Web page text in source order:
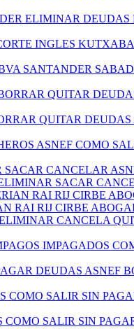
ELIMINAR
INGLES
SANTANDER
QUITAR
QUITAR
ASNEF COMO
CANCELAR
SACAR
RAI RIJ CIRBE
RAI RIJ CIRBE
CANCELA
IMPAGADOS
DEUDAS
COMO SALIR SIN
COMO SALIR SIN